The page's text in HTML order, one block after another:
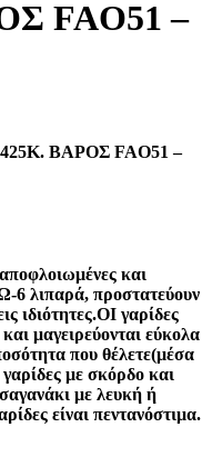
FAO51 –
ΒΑΡΟΣ FAO51 –
και
6 λιπαρά, προστατεύουν
ιδιότητες.ΟΙ γαρίδες
μαγειρεύονται εύκολα
που θέλετε(μέσα
με σκόρδο και
με λευκή ή
είναι πεντανόστιμα.